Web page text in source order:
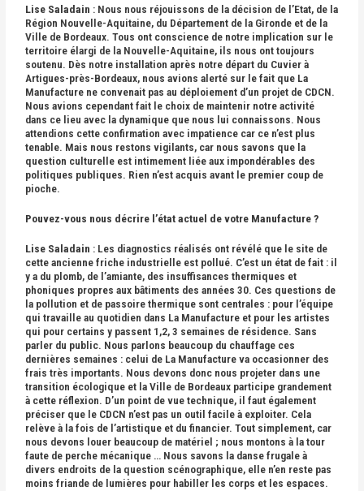
Lise Saladain : Nous nous réjouissons de la décision de l’Etat, de la
Région Nouvelle-Aquitaine, du Département de la Gironde et de la
Ville de Bordeaux. Tous ont conscience de notre implication sur le
territoire élargi de la Nouvelle-Aquitaine, ils nous ont toujours
soutenu. Dès notre installation après notre départ du Cuvier à
Artigues-près-Bordeaux, nous avions alerté sur le fait que La
Manufacture ne convenait pas au déploiement d’un projet de CDCN.
Nous avions cependant fait le choix de maintenir notre activité
dans ce lieu avec la dynamique que nous lui connaissons. Nous
attendions cette confirmation avec impatience car ce n’est plus
tenable. Mais nous restons vigilants, car nous savons que la
question culturelle est intimement liée aux impondérables des
politiques publiques. Rien n’est acquis avant le premier coup de
pioche.
Pouvez-vous nous décrire l’état actuel de votre Manufacture ?
Lise Saladain : Les diagnostics réalisés ont révélé que le site de
cette ancienne friche industrielle est pollué. C’est un état de fait : il
y a du plomb, de l’amiante, des insuffisances thermiques et
phoniques propres aux bâtiments des années 30. Ces questions de
la pollution et de passoire thermique sont centrales : pour l’équipe
qui travaille au quotidien dans La Manufacture et pour les artistes
qui pour certains y passent 1,2, 3 semaines de résidence. Sans
parler du public. Nous parlons beaucoup du chauffage ces
dernières semaines : celui de La Manufacture va occasionner des
frais très importants. Nous devons donc nous projeter dans une
transition écologique et la Ville de Bordeaux participe grandement
à cette réflexion. D’un point de vue technique, il faut également
préciser que le CDCN n’est pas un outil facile à exploiter. Cela
relève à la fois de l’artistique et du financier. Tout simplement, car
nous devons louer beaucoup de matériel ; nous montons à la tour
faute de perche mécanique … Nous savons la danse frugale à
divers endroits de la question scénographique, elle n’en reste pas
moins friande de lumières pour habiller les corps et les espaces.